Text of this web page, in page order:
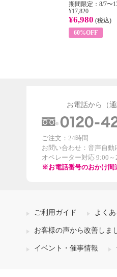
期間限定：8/7〜
¥17,820
¥6,980 (税込)
60%OFF
お電話から（通
ご注文：24時間
お問い合わせ：音声自動
オペレーター対応 9:00～
※お電話番号のおかけ間
ご利用ガイド よく
お客様の声から改善しま
イベント・催事情報